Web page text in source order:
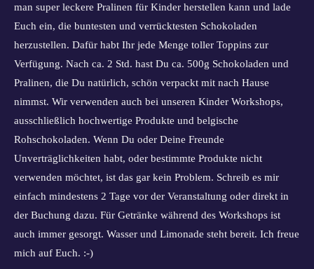
man super leckere Pralinen für Kinder herstellen kann und lade
Euch ein, die buntesten und verrücktesten Schokoladen
herzustellen. Dafür habt Ihr jede Menge toller Toppins zur
Verfügung. Nach ca. 2 Std. hast Du ca. 500g Schokoladen und
Pralinen, die Du natürlich, schön verpackt mit nach Hause
nimmst. Wir verwenden auch bei unseren Kinder Workshops,
ausschließlich hochwertige Produkte und belgische
Rohschokoladen. Wenn Du oder Deine Freunde
Unverträglichkeiten habt, oder bestimmte Produkte nicht
verwenden möchtet, ist das gar kein Problem. Schreib es mir
einfach mindestens 2 Tage vor der Veranstaltung oder direkt in
der Buchung dazu. Für Getränke während des Workshops ist
auch immer gesorgt. Wasser und Limonade steht bereit. Ich freue
mich auf Euch. :-)